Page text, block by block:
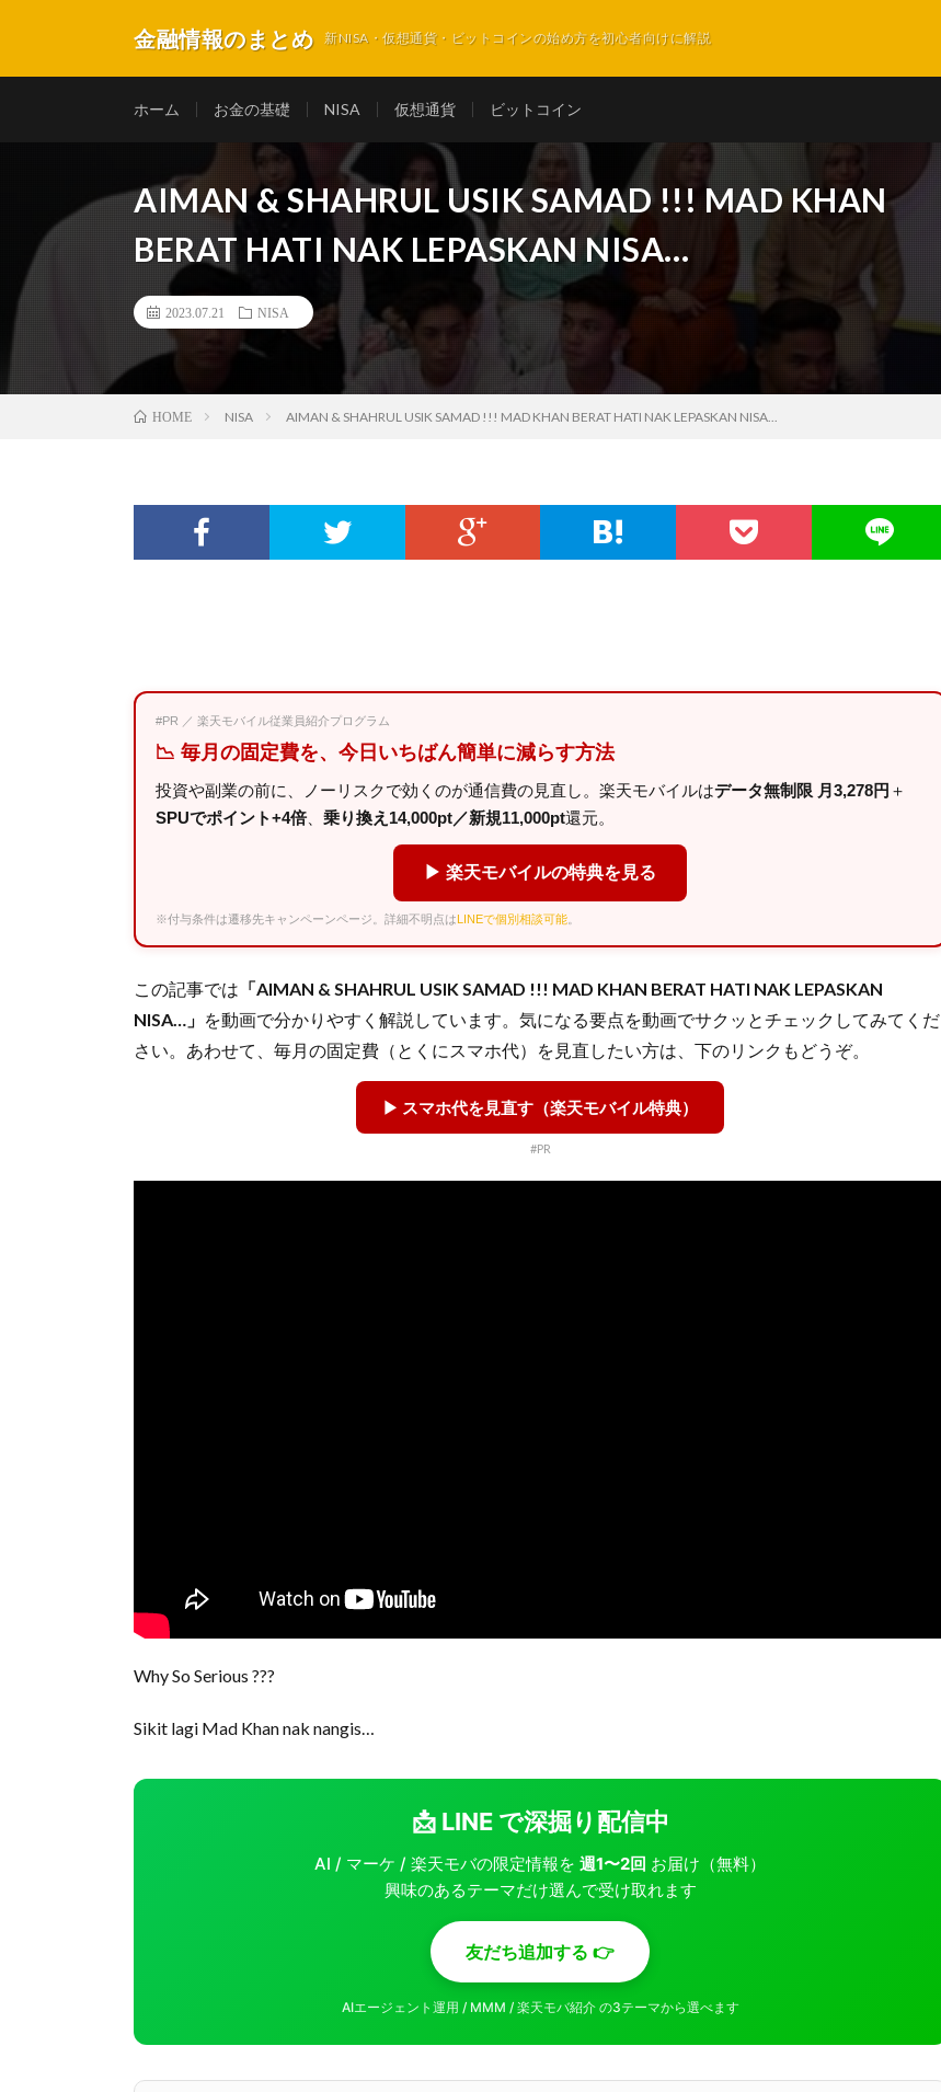
金融情報のまとめ 新NISA・仮想通貨・ビットコインの始め方を初心者向けに解説
ホーム お金の基礎 NISA 仮想通貨 ビットコイン
AIMAN & SHAHRUL USIK SAMAD !!! MAD KHAN
BERAT HATI NAK LEPASKAN NISA…
2023.07.21 NISA
HOME NISA AIMAN & SHAHRUL USIK SAMAD !!! MAD KHAN BERAT HATI NAK LEPASKAN NISA...
#PR ／ 楽天モバイル従業員紹介プログラム
📉 毎月の固定費を、今日いちばん簡単に減らす方法
投資や副業の前に、ノーリスクで効くのが通信費の見直し。楽天モバイルはデータ無制限 月3,278円 ＋
SPUでポイント+4倍
乗り換え14,000pt／新規11,000pt還元。
▶ 楽天モバイルの特典を見る
※付与条件は遷移先キャンペーンページ。詳細不明点はLINEで個別相談可能
この記事では 「AIMAN & SHAHRUL USIK SAMAD !!! MAD KHAN BERAT HATI NAK LEPASKAN
NISA…」 を動画で分かりやすく解説しています。気になる要点を動画でサクッとチェックしてみてくだ
さい。あわせて、毎月の固定費（とくにスマホ代）を見直したい方は、下のリンクもどうぞ。
▶ スマホ代を見直す（楽天モバイル特典）
#PR
Why So Serious ???
Sikit lagi Mad Khan nak nangis…
📩 LINE で深掘り配信中
AI / マーケ / 楽天モバの限定情報を週1〜2回 お届け（無料）
興味のあるテーマだけ選んで受け取れます
友だち追加する 👉
AIエージェント運用 / MMM / 楽天モバ紹介 の3テーマから選べます